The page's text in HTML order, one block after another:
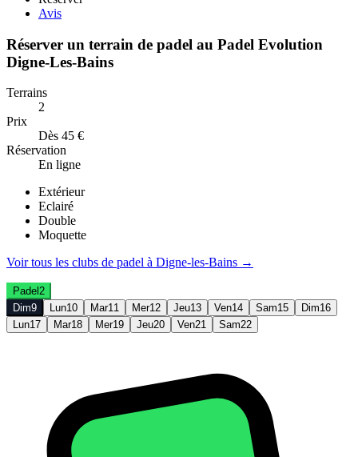
Avis
Réserver un terrain de padel au Padel Evolution
Digne-Les-Bains
Terrains
2
Prix
Dès 45 €
Réservation
En ligne
Extérieur
Eclairé
Double
Moquette
Voir tous les clubs de padel à Digne-les-Bains →
Padel 2
Dim9 Lun10 Mar11 Mer12 Jeu13 Ven14 Sam15 Dim16
Lun17 Mar18 Mer19 Jeu20 Ven21 Sam22